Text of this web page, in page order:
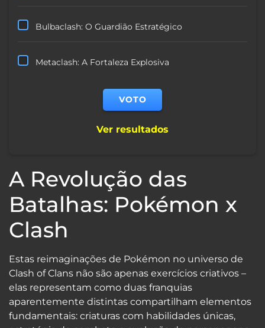
Bulbaclash: O Guardião Estratégico
Metaclash: A Fortaleza Explosiva
Ver resultados
A Revolução das
Batalhas: Pokémon x
Clash
Estas reimaginações de Pokémon no universo de
Clash of Clans não são apenas exercícios criativos –
elas representam como duas franquias
aparentemente distintas compartilham elementos
fundamentais: criaturas com habilidades únicas,